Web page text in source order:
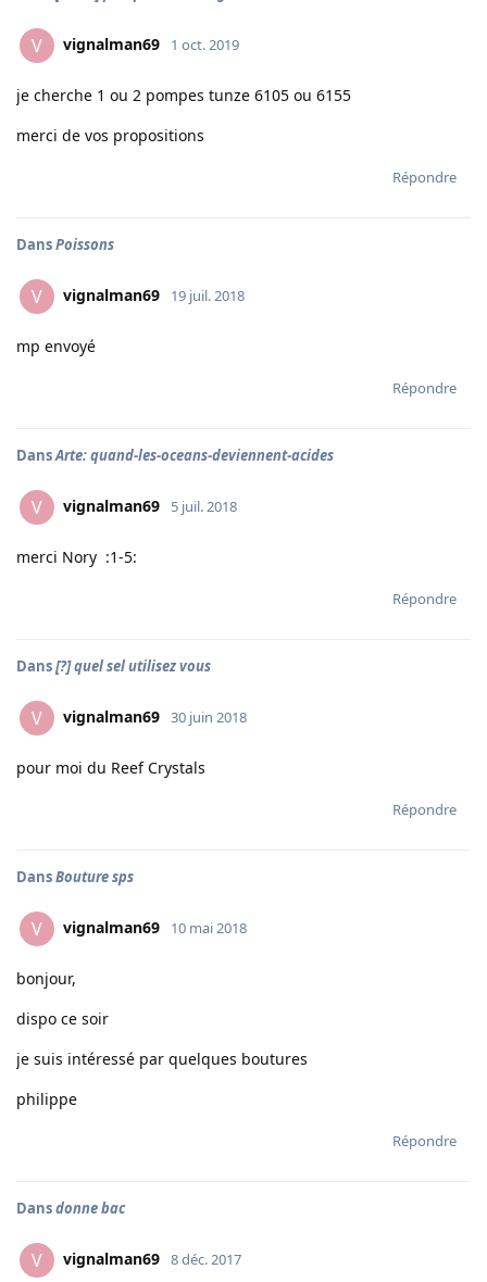
V vignalman69 1 oct. 2019
je cherche 1 ou 2 pompes tunze 6105 ou 6155
merci de vos propositions
Répondre
DansPoissons
V vignalman69 19 juil. 2018
mp envoyé
Répondre
DansArte: quand-les-oceans-deviennent-acides
V vignalman69 5 juil. 2018
merci Nory :1-5:
Répondre
Dans[?] quel sel utilisez vous
V vignalman69 30 juin 2018
pour moi du Reef Crystals
Répondre
DansBouture sps
V vignalman69 10 mai 2018
bonjour,
dispo ce soir
je suis intéressé par quelques boutures
philippe
Répondre
Dansdonne bac
V vignalman69 8 déc. 2017